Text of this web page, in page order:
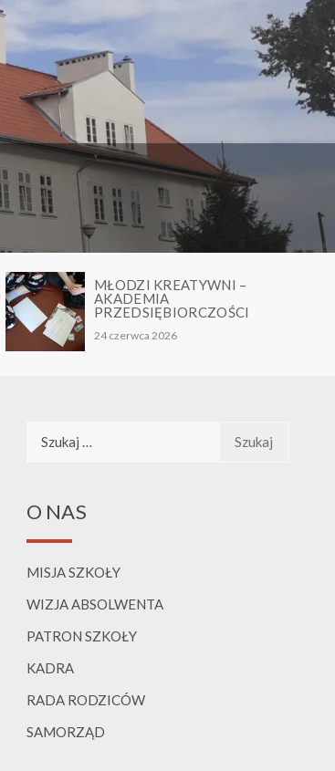
TAŃCZĄCE I ŚPIEWAJĄCE
DUSZKI- PODSUMOWANIE
PROJEKTU
24 czerwca 2026
O NAS
MISJA SZKOŁY
WIZJA ABSOLWENTA
PATRON SZKOŁY
KADRA
RADA RODZICÓW
SAMORZĄD